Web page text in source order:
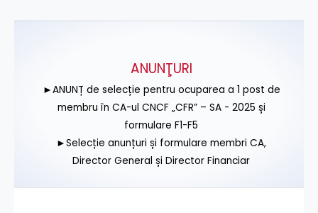
ANUNŢURI
►ANUNȚ de selecție pentru ocuparea a 1 post de
membru în CA-ul CNCF „CFR” – SA - 2025 și
formulare F1-F5
►Selecție anunțuri și formulare membri CA,
Director General și Director Financiar